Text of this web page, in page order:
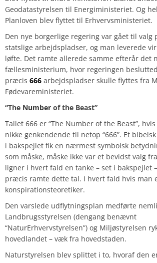
Geodatastyrelsen til Energiministeriet. Og
Planloven blev flyttet til Erhvervsministeriet.
Den nye borgerlige regering var gået til valg
statslige arbejdspladser, og man leverede
løfte. Det ramte allerede samme efterår det
fællesministerium, hvor regeringen
præcis 666 arbejdspladser skulle flyttes fra
Fødevareministeriet.
“The Number of the Beast”
Tallet 666 er “The Number of the Beast”,
nikke genkendende til netop “666”. Et
i bakspejlet fik en nærmest symbolsk
som måske, måske ikke var et bevidst valg
ligner i hvert fald en tanke – set i bakspejlet
præcis ramte dette tal. I hvert fald hvis man
konspirationsteoretiker.
Den varslede udflytningsplan medførte
Landbrugsstyrelsen (dengang benævnt
“NaturErhvervstyrelsen”) og Miljøstyrelsen
hovedlandet – væk fra hovedstaden.
Naturstyrelsen blev splittet i to, hvoraf den